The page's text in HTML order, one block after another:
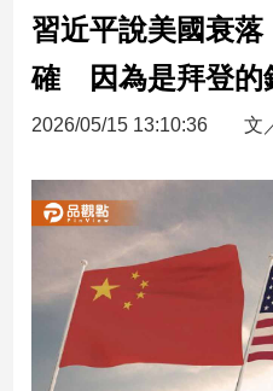
台
財
新
產
經/
房
習近平說美國衰
確 因為是拜登的
2026/05/15 13:10:36 文